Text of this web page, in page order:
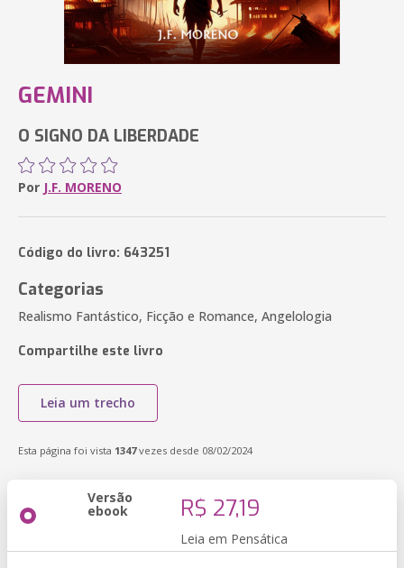
GEMINI
O SIGNO DA LIBERDADE
Por J.F. MORENO
Código do livro: 643251
Categorias
Realismo Fantástico, Ficção e Romance, Angelologia
Compartilhe este livro
Leia um trecho
Esta página foi vista 1347vezes desde 08/02/2024
Versão
ebook R$ 27,19
Leia em Pensática